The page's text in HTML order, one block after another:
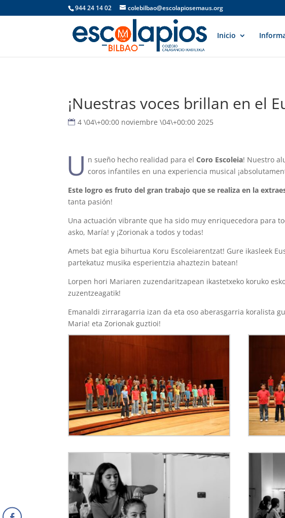
944 24 14 02 colebilbao@escolapiosemaus.org
Inicio
¡Nuestras voces brillan en el
4 \04\+00:00 noviembre \04\+00:00 2025
U n sueño hecho realidad para el Coro Escoleia! Nuestro
coros infantiles en una experiencia musical
Este logro es fruto del gran trabajo que se realiza en la
tanta pasión!
Una actuación vibrante que ha sido muy enriquecedora para
asko, María! y ¡Zorionak a todos y todas!
Amets bat egia bihurtua Koru Escoleiarentzat! Gure ikasleek
partekatuz musika esperientzia ahaztezin batean!
Lorpen hori Mariaren zuzendaritzapean ikastetxeko koruko
zuzentzeagatik!
Emanaldi zirraragarria izan da eta oso aberasgarria koralista
Maria! eta Zorionak guztioi!